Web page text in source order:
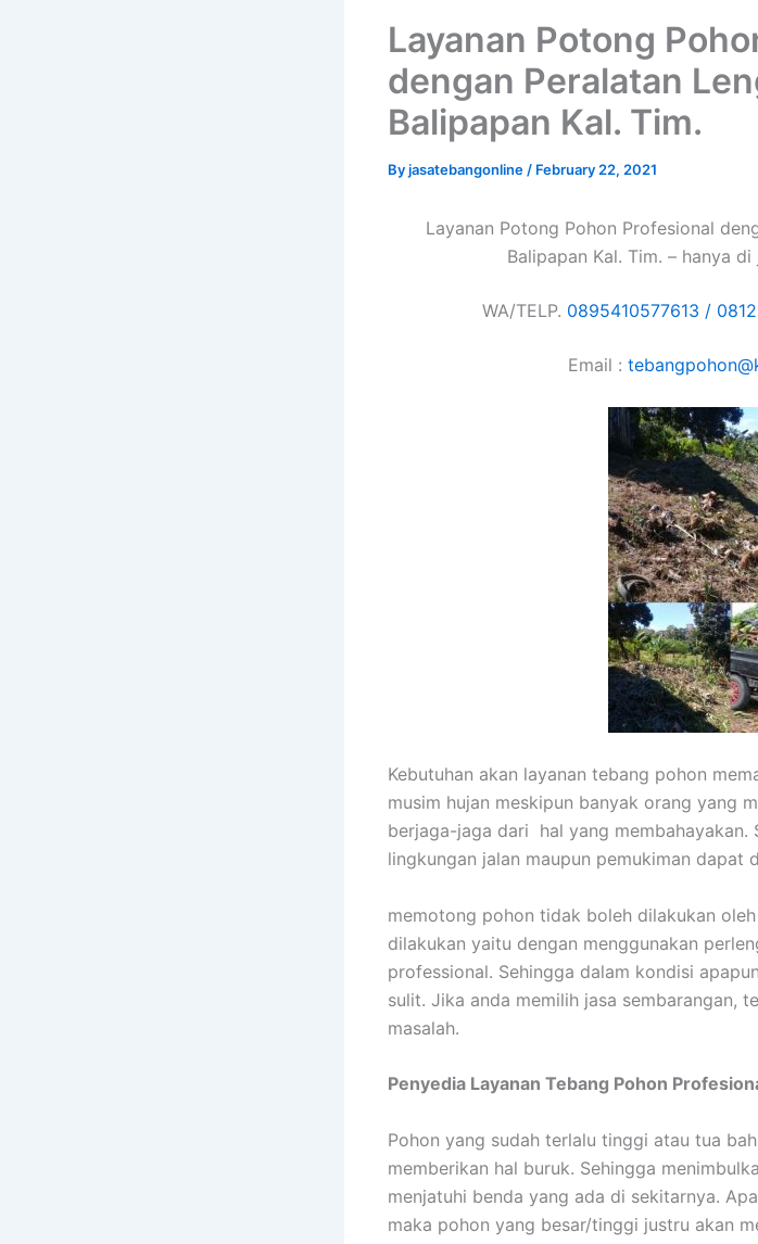
Layanan Potong
dengan Peralatan
Balipapan Kal. Tim.
Byjasatebangonline / February 22, 2021
Layanan Potong Pohon Profesional
Balipapan Kal. Tim. – hanya
WA/TELP. 0895410577613 /
Email :
Kebutuhan akan layanan tebang pohon
musim hujan meskipun banyak orang yang
berjaga-jaga dari hal yang membahayakan.
lingkungan jalan maupun pemukiman dapat
memotong pohon tidak boleh dilakukan
dilakukan yaitu dengan menggunakan
professional. Sehingga dalam kondisi
sulit. Jika anda memilih jasa sembarangan,
masalah.
Penyedia Layanan Tebang Pohon
Pohon yang sudah terlalu tinggi atau tua
memberikan hal buruk. Sehingga
menjatuhi benda yang ada di sekitarnya.
maka pohon yang besar/tinggi justru akan